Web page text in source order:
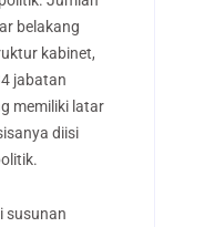
belakang
kabinet,
jabatan
memiliki latar
diisi
susunan